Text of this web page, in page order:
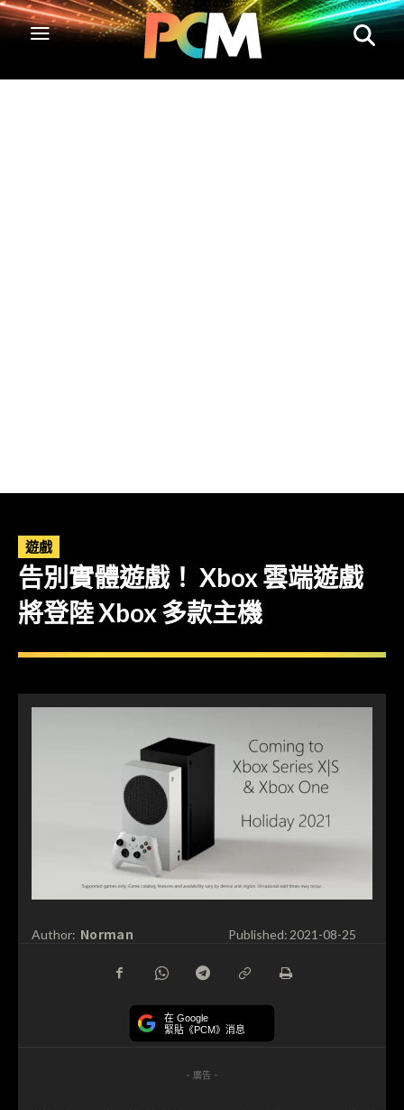
遊戲
告別實體遊戲！ Xbox 雲端遊戲
將登陸 Xbox 多款主機
Author: Norman Published: 2021-08-25
在 Google
緊貼《PCM》消息
- 廣告 -